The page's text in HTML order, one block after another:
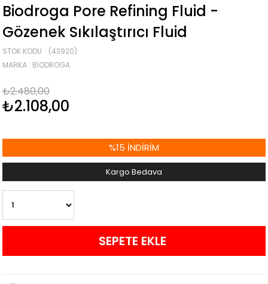
Biodroga Pore Refining Fluid -
Gözenek Sıkılaştırıcı Fluid
STOK KODU
(43920)
MARKA : BIODROGA
₺2.480,00
₺2.108,00
%15 İNDIRIM
Kargo Bedava